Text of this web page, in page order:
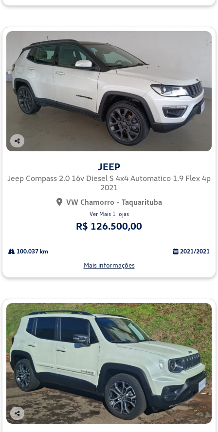
Co
lhe
JEEP
Jeep Compass 2.0 16v Diesel S 4x4 Automatico 1.9 Flex 4p
2021
VW Chamorro - Taquarituba
Ver Mais 1 lojas
R$ 126.500,00
100.037 km 2021/2021
Mais informações
Co